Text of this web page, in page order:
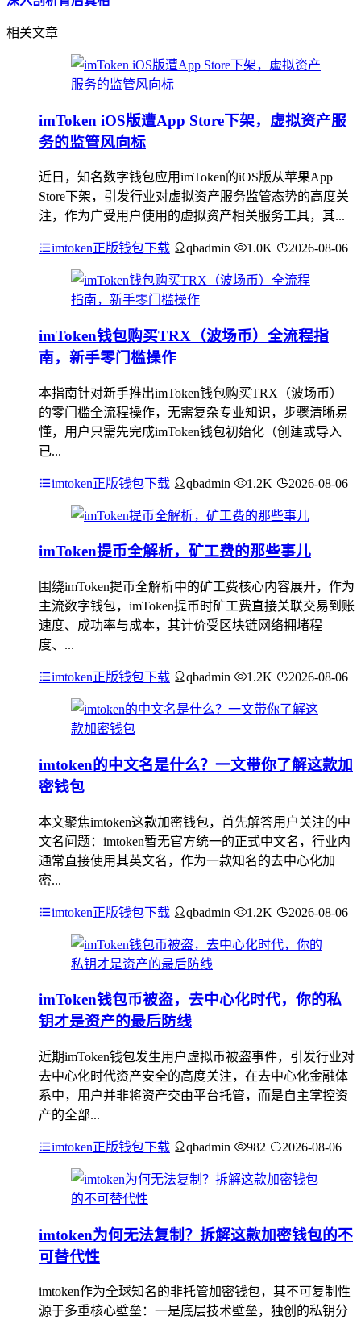
相关文章
imToken iOS版遭App Store下架，虚拟资产服
务的监管风向标
近日，知名数字钱包应用imToken的iOS版从苹果App
Store下架，引发行业对虚拟资产服务监管态势的高度关
注，作为广受用户使用的虚拟资产相关服务工具，其...
imtoken正版钱包下载 qbadmin 1.0K 2026-08-06
imToken钱包购买TRX（波场币）全流程指
南，新手零门槛操作
本指南针对新手推出imToken钱包购买TRX（波场币）
的零门槛全流程操作，无需复杂专业知识，步骤清晰易
懂，用户只需先完成imToken钱包初始化（创建或导入
已...
imtoken正版钱包下载 qbadmin 1.2K 2026-08-06
imToken提币全解析，矿工费的那些事儿
围绕imToken提币全解析中的矿工费核心内容展开，作为
主流数字钱包，imToken提币时矿工费直接关联交易到账
速度、成功率与成本，其计价受区块链网络拥堵程
度、...
imtoken正版钱包下载 qbadmin 1.2K 2026-08-06
imtoken的中文名是什么？一文带你了解这款加
密钱包
本文聚焦imtoken这款加密钱包，首先解答用户关注的中
文名问题：imtoken暂无官方统一的正式中文名，行业内
通常直接使用其英文名，作为一款知名的去中心化加
密...
imtoken正版钱包下载 qbadmin 1.2K 2026-08-06
imToken钱包币被盗，去中心化时代，你的私
钥才是资产的最后防线
近期imToken钱包发生用户虚拟币被盗事件，引发行业对
去中心化时代资产安全的高度关注，在去中心化金融体
系中，用户并非将资产交由平台托管，而是自主掌控资
产的全部...
imtoken正版钱包下载 qbadmin 982 2026-08-06
imtoken为何无法复制？拆解这款加密钱包的不
可替代性
imtoken作为全球知名的非托管加密钱包，其不可复制性
源于多重核心壁垒：一是底层技术壁垒，独创的私钥分